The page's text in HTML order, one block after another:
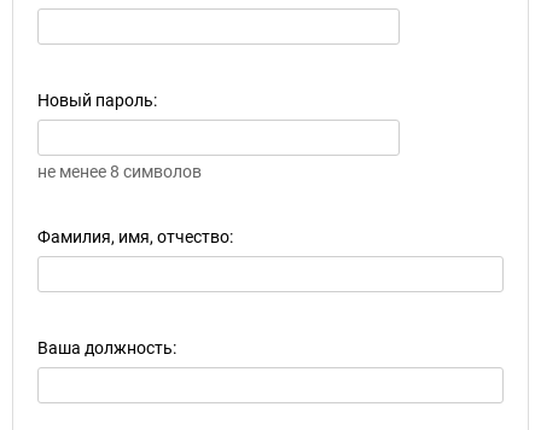
Новый пароль:
не менее 8 символов
Фамилия, имя, отчество:
Ваша должность: